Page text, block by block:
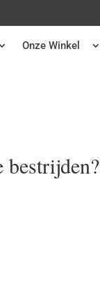
Onze Winkel
bestrijden?